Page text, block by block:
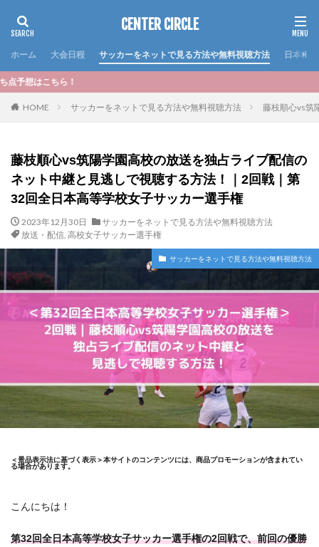
CENTER CIRCLE
ホーム 大会日程 サッカーをネットで見る方法や無料視聴方法 日本代表
HOME サッカーをネットで見る方法や無料視聴方法 藤枝順心vs筑
藤枝順心vs筑陽学園高校の放送を独占ライブ配信の
ネット中継と見逃しで視聴する方法！｜2回戦｜第
32回全日本高等学校女子サッカー選手権
2023年12月30日
サッカーをネットで見る方法や無料視聴方法
放送・配信, 高校女子サッカー選手権
サッカーをネットで見る方法や無料視聴方法
＜景品表示法に基づく表示＞本サイトのコンテンツには、商品プロモーションが含まれてい
る場合があります。
こんにちは！
第32回全日本高等学校女子サッカー選手権の2回戦で、前回の優勝